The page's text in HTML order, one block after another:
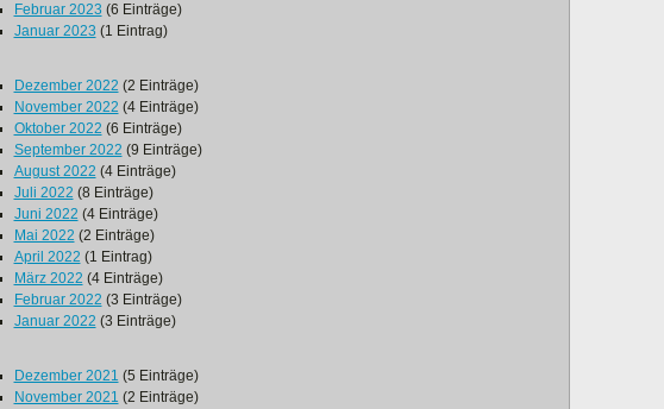
Februar 2023 (6 Einträge)
Januar 2023 (1 Eintrag)
Dezember 2022 (2 Einträge)
November 2022 (4 Einträge)
Oktober 2022 (6 Einträge)
September 2022 (9 Einträge)
August 2022 (4 Einträge)
Juli 2022 (8 Einträge)
Juni 2022 (4 Einträge)
Mai 2022 (2 Einträge)
April 2022 (1 Eintrag)
März 2022 (4 Einträge)
Februar 2022 (3 Einträge)
Januar 2022 (3 Einträge)
Dezember 2021 (5 Einträge)
November 2021 (2 Einträge)